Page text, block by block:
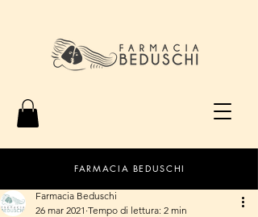
FARMACIA BEDUSCHI
Farmacia Beduschi
26 mar 2021 Tempo di lettura: 2 min